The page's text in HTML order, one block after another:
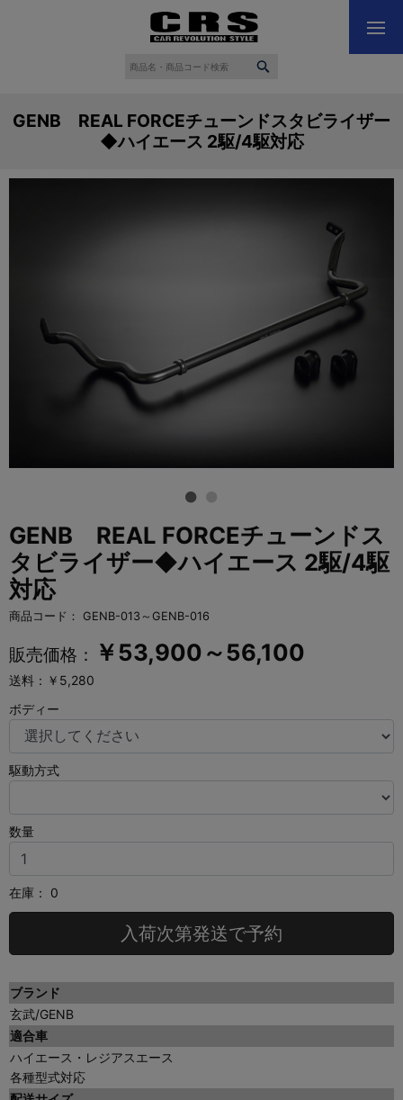
GENB REAL FORCEチューンドスタビライザー
◆ハイエース 2駆/4駆対応
GENB REAL FORCEチューンドス
タビライザー◆ハイエース 2駆/4駆
対応
商品コード： GENB-013～GENB-016
販売価格： ￥53,900～56,100
送料：￥5,280
ボディー
駆動方式
数量
在庫： 0
入荷次第発送で予約
ブランド
玄武/GENB
適合車
ハイエース・レジアスエース
各種型式対応